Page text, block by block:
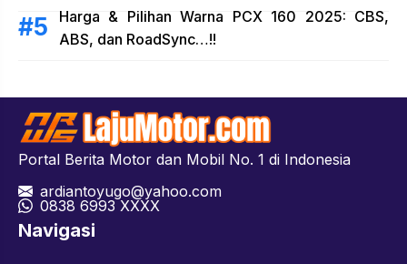
Harga & Pilihan Warna PCX 160 2025: CBS,
ABS, dan RoadSync…!!
Portal Berita Motor dan Mobil No. 1 di Indonesia
ardiantoyugo@yahoo.com
0838 6993 XXXX
Navigasi